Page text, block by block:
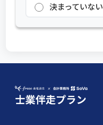
決まっていない